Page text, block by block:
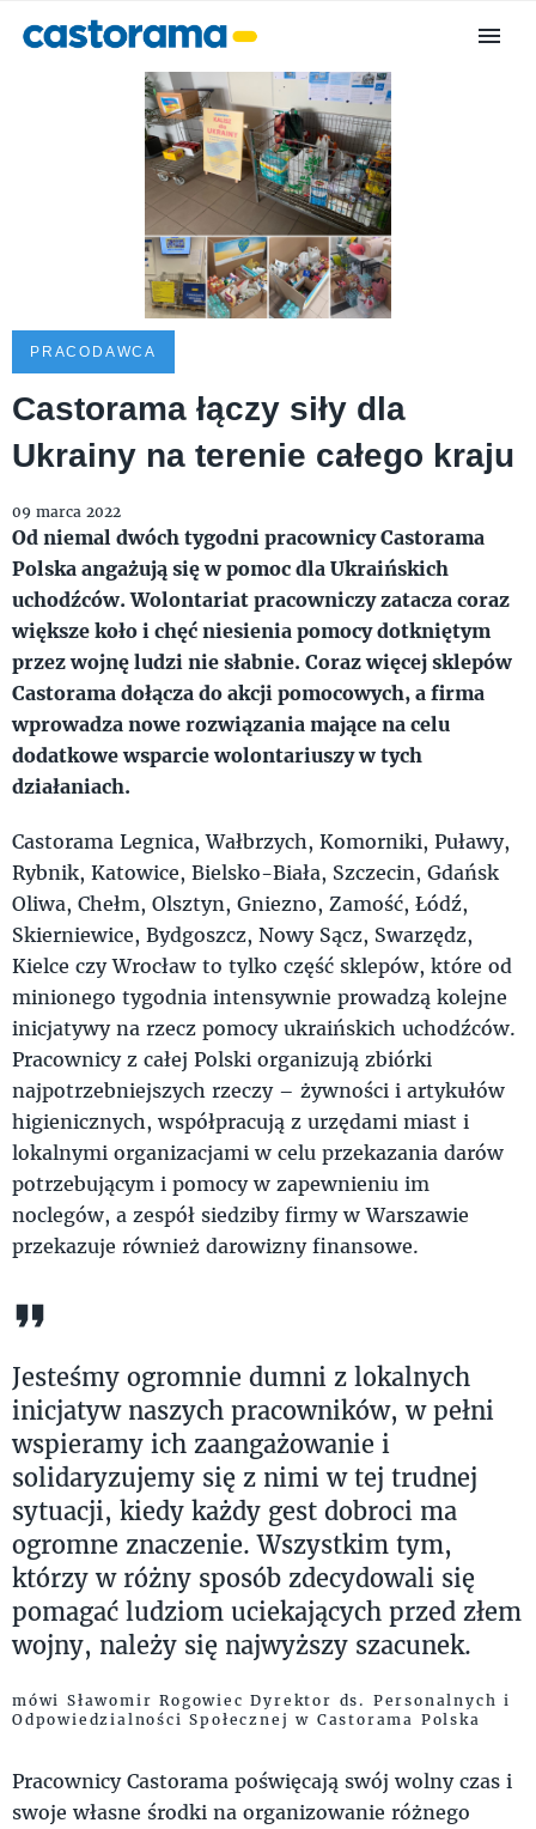
PRACODAWCA
Castorama łączy siły dla
Ukrainy na terenie całego kraju
09 marca 2022
Od niemal dwóch tygodni pracownicy Castorama
Polska angażują się w pomoc dla Ukraińskich
uchodźców. Wolontariat pracowniczy zatacza coraz
większe koło i chęć niesienia pomocy dotkniętym
przez wojnę ludzi nie słabnie. Coraz więcej sklepów
Castorama dołącza do akcji pomocowych, a firma
wprowadza nowe rozwiązania mające na celu
dodatkowe wsparcie wolontariuszy w tych
działaniach.
Castorama Legnica, Wałbrzych, Komorniki, Puławy,
Rybnik, Katowice, Bielsko-Biała, Szczecin, Gdańsk
Oliwa, Chełm, Olsztyn, Gniezno, Zamość, Łódź,
Skierniewice, Bydgoszcz, Nowy Sącz, Swarzędz,
Kielce czy Wrocław to tylko część sklepów, które od
minionego tygodnia intensywnie prowadzą kolejne
inicjatywy na rzecz pomocy ukraińskich uchodźców.
Pracownicy z całej Polski organizują zbiórki
najpotrzebniejszych rzeczy – żywności i artykułów
higienicznych, współpracują z urzędami miast i
lokalnymi organizacjami w celu przekazania darów
potrzebującym i pomocy w zapewnieniu im
noclegów, a zespół siedziby firmy w Warszawie
przekazuje również darowizny finansowe.
Jesteśmy ogromnie dumni z lokalnych
inicjatyw naszych pracowników, w pełni
wspieramy ich zaangażowanie i
solidaryzujemy się z nimi w tej trudnej
sytuacji, kiedy każdy gest dobroci ma
ogromne znaczenie. Wszystkim tym,
którzy w różny sposób zdecydowali się
pomagać ludziom uciekających przed złem
wojny, należy się najwyższy szacunek.
mówi Sławomir Rogowiec Dyrektor ds. Personalnych i
Odpowiedzialności Społecznej w Castorama Polska
Pracownicy Castorama poświęcają swój wolny czas i
swoje własne środki na organizowanie różnego